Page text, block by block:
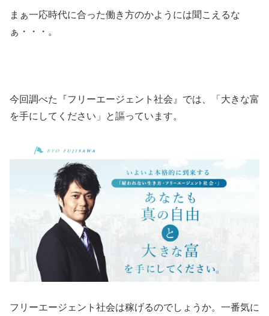
まぁ一応時代に合った働き方のかようには聞こえるな
ぁ・・・。
今回調べた『フリーエージェント社会』では、
「大きな富
を手にしてください」
と謳っています。
フリーエージェント社会は稼げるのでしょうか。一番気に